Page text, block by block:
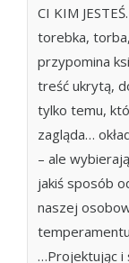
CI KIM
torebka,
przypomina
treść ukrytą,
tylko temu,
zagląda…
– ale
jakiś sposób
naszej
…Projektując i